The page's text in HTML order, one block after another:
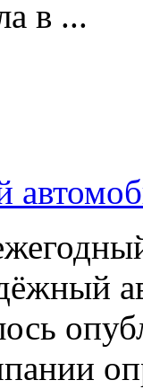
в ...